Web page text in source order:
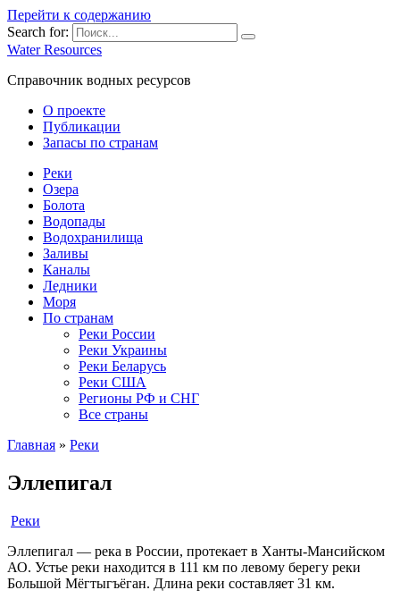
Перейти к содержанию
Search for:
Water Resources
Справочник водных ресурсов
О проекте
Публикации
Запасы по странам
Реки
Озера
Болота
Водопады
Водохранилища
Заливы
Каналы
Ледники
Моря
По странам
Реки России
Реки Украины
Реки Беларусь
Реки США
Регионы РФ и СНГ
Все страны
Главная » Реки
Эллепигал
Реки
Эллепигал — река в России, протекает в Ханты-Мансийском
АО. Устье реки находится в 111 км по левому берегу реки
Большой Мёгтыгъёган. Длина реки составляет 31 км.